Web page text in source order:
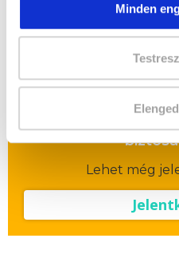
Minden
hallgatónk részére
Vizsgadíj várható
A csoport a
Lehet még